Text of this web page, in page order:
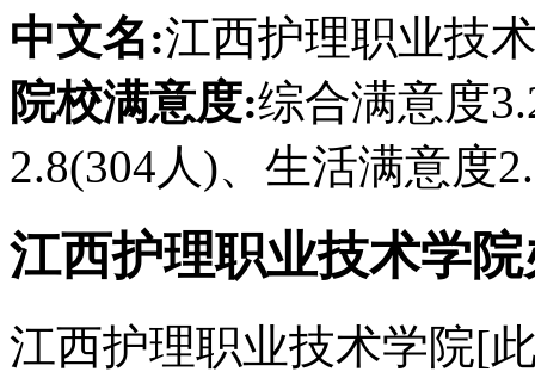
中文名:江西护理职业技
院校满意度:综合满意度
2.8(304人)、生活满意度
江西护理职业技术学
江西护理职业技术学院[